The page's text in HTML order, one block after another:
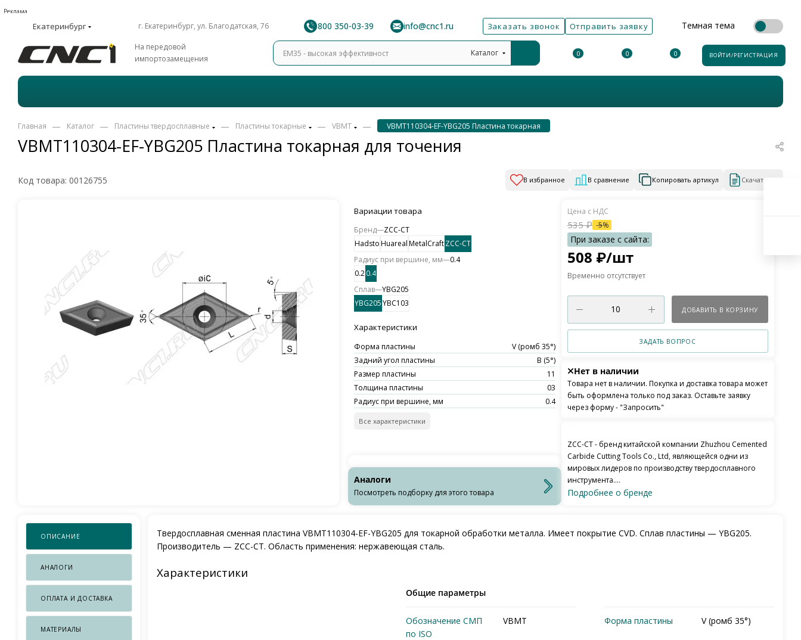
Реклама
Екатеринбург г. Екатеринбург, ул. Благодатская, 76 8 800 350-03-39 info@cnc1.ru Заказать звонок Отправить заявку Темная тема
На передовой
импортозамещения
Каталог 0 0 0 ВОЙТИ/РЕГИСТРАЦИЯ
VBMT110304-EF-YBG205 Пластина токарная для точения
Главная — Каталог — Пластины твердосплавные — Пластины токарные — VBMT — VBMT110304-EF-YBG205 Пластина токарная
Код товара: 00126755 В избранное В сравнение Копировать артикул Скачать КП
Вариации товара
Бренд—ZCC-CT
HadstoHuarealMetalCraftZCC-CT
Радиус при вершине, мм—0.4
0.20.4
Сплав—YBG205
YBG205YBC103
Характеристики
Форма пластины
V (ромб 35°)
Задний угол пластины
B (5°)
Размер пластины
11
Толщина пластины
03
Радиус при вершине, мм
0.4
Все характеристики
Аналоги
Посмотреть подборку для этого товара
508 ₽/шт
535₽ -5%
Временно отсутствует
ДОБАВИТЬ В КОРЗИНУ
ЗАДАТЬ ВОПРОС
Нет в наличии
Товара нет в наличии. Покупка и доставка товара может
быть оформлена только под заказ. Оставьте заявку
через форму - "Запросить"
ZCC-CT - бренд китайской компании Zhuzhou Cemented
Carbide Cutting Tools Co., Ltd, являющейся одни из
мировых лидеров по производству твердосплавного
инструмента....
Подробнее о бренде
ОПИСАНИЕ
АНАЛОГИ
ОПЛАТА И ДОСТАВКА
МАТЕРИАЛЫ
Твердосплавная сменная пластина VBMT110304-EF-YBG205 для токарной обработки металла. Имеет покрытие CVD. Сплав пластины — YBG205.
Производитель — ZCC-CT. Область применения: нержавеющая сталь.
Характеристики
Общие параметры
Обозначение СМП
по ISO
VBMT Форма пластины V (ромб 35°)